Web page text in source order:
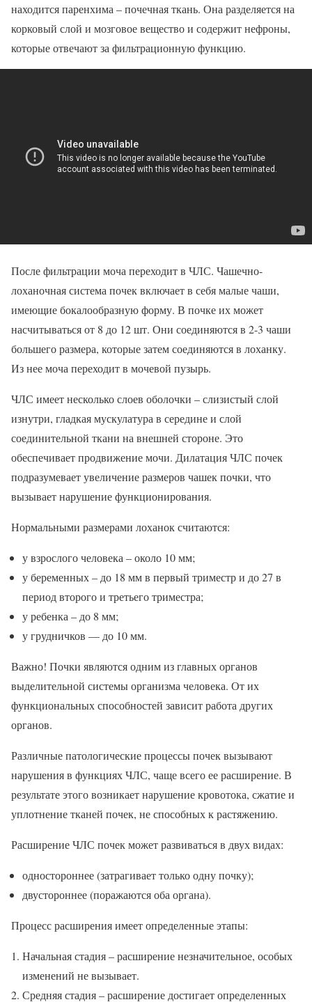
находится паренхима – почечная ткань. Она разделяется на
корковый слой и мозговое вещество и содержит нефроны,
которые отвечают за фильтрационную функцию.
После фильтрации моча переходит в ЧЛС. Чашечно-
лоханочная система почек включает в себя малые чаши,
имеющие бокалообразную форму. В почке их может
насчитываться от 8 до 12 шт. Они соединяются в 2-3 чаши
большего размера, которые затем соединяются в лоханку.
Из нее моча переходит в мочевой пузырь.
ЧЛС имеет несколько слоев оболочки – слизистый слой
изнутри, гладкая мускулатура в середине и слой
соединительной ткани на внешней стороне. Это
обеспечивает продвижение мочи. Дилатация ЧЛС почек
подразумевает увеличение размеров чашек почки, что
вызывает нарушение функционирования.
Нормальными размерами лоханок считаются:
у взрослого человека – около 10 мм;
у беременных – до 18 мм в первый триместр и до 27 в
период второго и третьего триместра;
у ребенка – до 8 мм;
у грудничков — до 10 мм.
Важно! Почки являются одним из главных органов
выделительной системы организма человека. От их
функциональных способностей зависит работа других
органов.
Различные патологические процессы почек вызывают
нарушения в функциях ЧЛС, чаще всего ее расширение. В
результате этого возникает нарушение кровотока, сжатие и
уплотнение тканей почек, не способных к растяжению.
Расширение ЧЛС почек может развиваться в двух видах:
одностороннее (затрагивает только одну почку);
двустороннее (поражаются оба органа).
Процесс расширения имеет определенные этапы:
Начальная стадия – расширение незначительное, особых
изменений не вызывает.
Средняя стадия – расширение достигает определенных